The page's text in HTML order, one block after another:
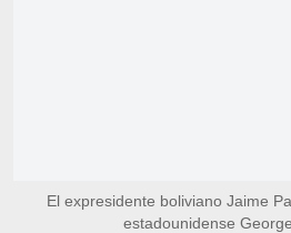
El expresidente boliviano Jaime
estadounidense